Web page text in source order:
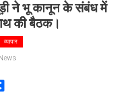
ने भू कानून के संबंध में
की बैठक।
व्यापार